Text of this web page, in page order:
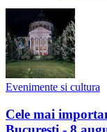
Evenimente si cultura
Cele mai